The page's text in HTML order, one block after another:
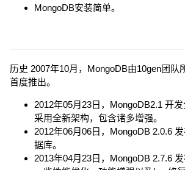
MongoDB安装简单。
历史 2007年10月，MongoDB由10gen团队
首度推出。
2012年05月23日，MongoDB2.1 开
采用全新架构，包含诸多增强。
2012年06月06日，MongoDB 2.0.6
据库。
2013年04月23日，MongoDB 2.7.6